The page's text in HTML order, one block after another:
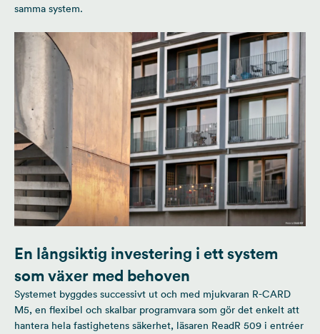
samma system.
En långsiktig investering i ett system
som växer med behoven
Systemet byggdes successivt ut och med mjukvaran R-CARD
M5, en flexibel och skalbar programvara som gör det enkelt att
hantera hela fastighetens säkerhet, läsaren ReadR 509 i entréer